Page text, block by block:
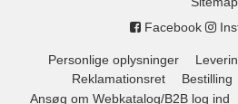
Facebook
Personlige oplysninger
Reklamationsret
Bestilling
Ansøg om Webkatalog/B2B log ind